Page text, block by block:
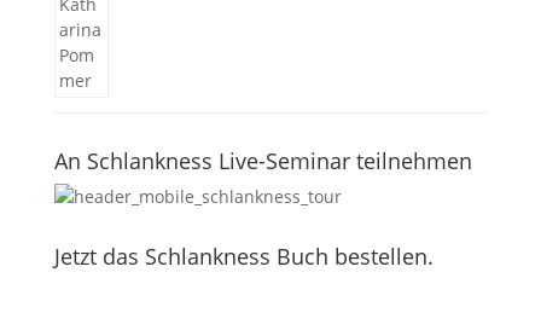
An Schlankness Live-Seminar teilnehmen
Jetzt das Schlankness Buch bestellen.